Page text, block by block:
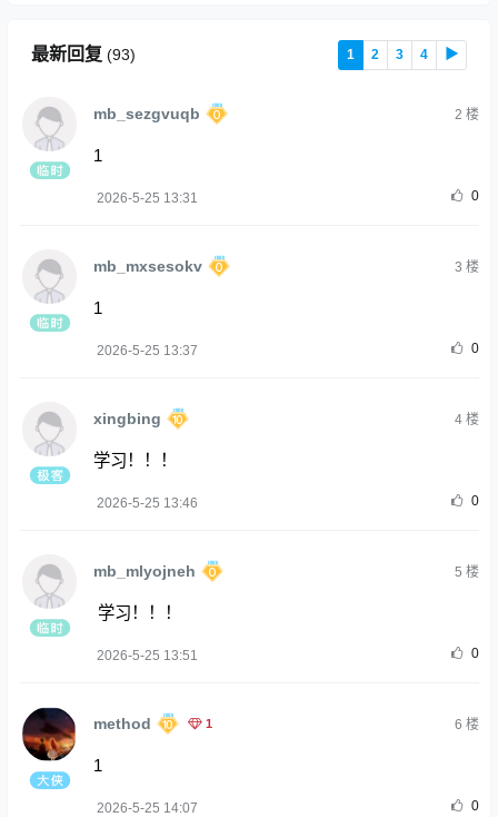
最新回复 (93) 1 2 3 4 ▶
mb_sezgvuqb 2 楼
1
2026-5-25 13:31 0
mb_mxsesokv 3 楼
1
2026-5-25 13:37 0
xingbing 4楼
学习！！！
2026-5-25 13:46 0
mb_mlyojneh 5 楼
学习！！！
2026-5-25 13:51 0
method 1 6 楼
1
2026-5-25 14:07 0